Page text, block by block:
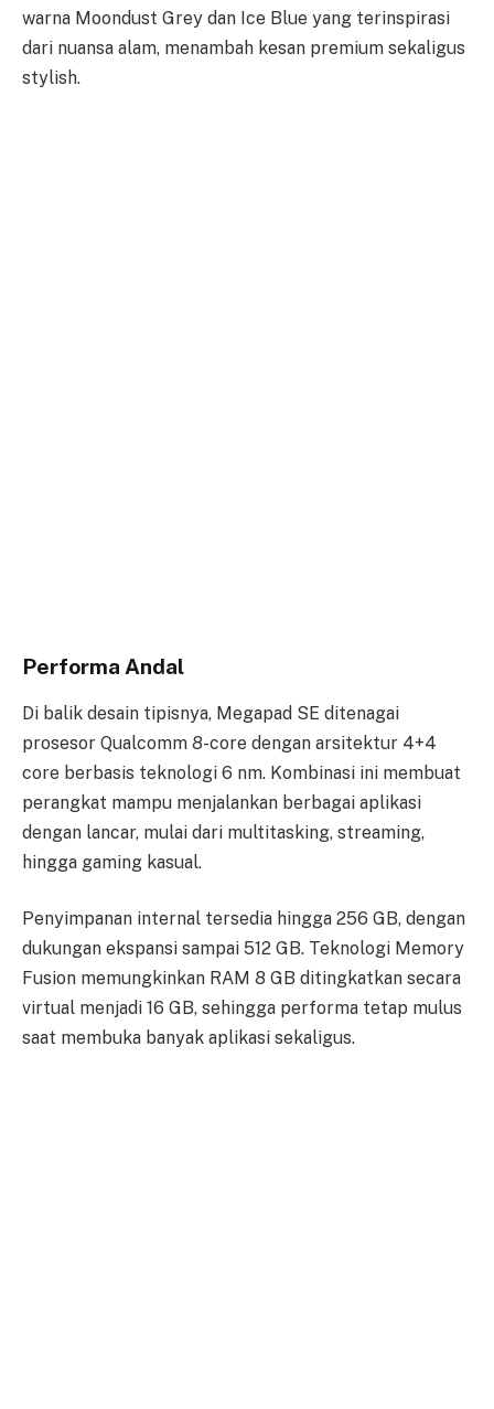
warna Moondust Grey dan Ice Blue yang terinspirasi
dari nuansa alam, menambah kesan premium sekaligus
stylish.
Performa Andal
Di balik desain tipisnya, Megapad SE ditenagai
prosesor Qualcomm 8-core dengan arsitektur 4+4
core berbasis teknologi 6 nm. Kombinasi ini membuat
perangkat mampu menjalankan berbagai aplikasi
dengan lancar, mulai dari multitasking, streaming,
hingga gaming kasual.
Penyimpanan internal tersedia hingga 256 GB, dengan
dukungan ekspansi sampai 512 GB. Teknologi Memory
Fusion memungkinkan RAM 8 GB ditingkatkan secara
virtual menjadi 16 GB, sehingga performa tetap mulus
saat membuka banyak aplikasi sekaligus.